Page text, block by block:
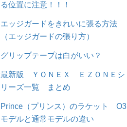
る位置に注意！！！
エッジガードをきれいに張る方法
（エッジガードの張り方）
グリップテープは白がいい？
最新版 ＹＯＮＥＸ ＥＺＯＮＥシ
リーズ一覧 まとめ
Prince（プリンス）のラケット O3
モデルと通常モデルの違い